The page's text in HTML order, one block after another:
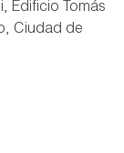
Edificio Tomás
Ciudad de